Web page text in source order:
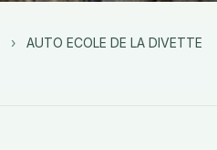
› AUTO ECOLE DE LA DIVETTE